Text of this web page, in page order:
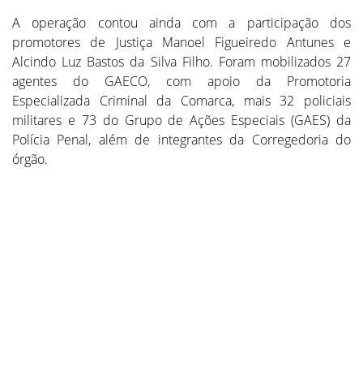
A operação contou ainda com a participação dos
promotores de Justiça Manoel Figueiredo Antunes e
Alcindo Luz Bastos da Silva Filho. Foram mobilizados 27
agentes do GAECO, com apoio da Promotoria
Especializada Criminal da Comarca, mais 32 policiais
militares e 73 do Grupo de Ações Especiais (GAES) da
Polícia Penal, além de integrantes da Corregedoria do
órgão.